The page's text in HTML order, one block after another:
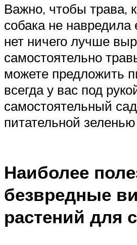
Важно, чтобы трава,
собака не навредила
нет ничего лучше
самостоятельно
можете предложить
всегда у вас под
самостоятельный
питательной зеленью
Наиболее
безвредные
растений для